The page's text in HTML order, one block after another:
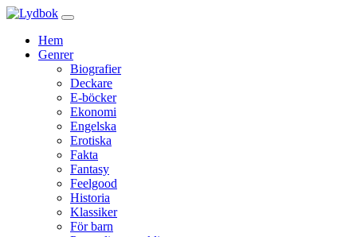
Hem
Genrer
Biografier
Deckare
E-böcker
Ekonomi
Engelska
Erotiska
Fakta
Fantasy
Feelgood
Historia
Klassiker
För barn